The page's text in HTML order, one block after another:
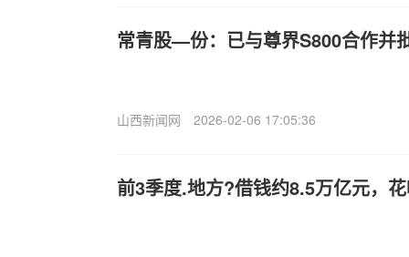
常青股—份：已与尊界S800合作并
山西新闻网 2026-02-06 17:05:36
前3季度.地方?借钱约8.5万亿元，